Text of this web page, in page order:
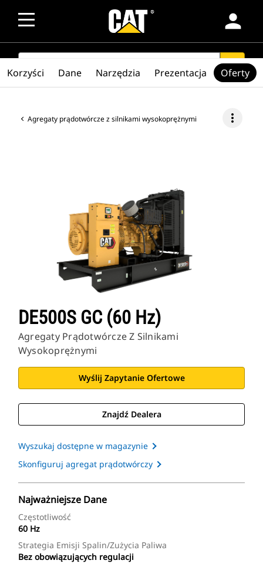
person
SEARCH search
Agregaty prądotwórcze z silnikami wysokoprężnymi more_vert
DE500S GC (60 Hz)
Agregaty Prądotwórcze Z Silnikami
Wysokoprężnymi
Wyślij Zapytanie Ofertowe
Znajdź Dealera
Wyszukaj dostępne w magazynie
Skonfiguruj agregat prądotwórczy
Najważniejsze Dane
Częstotliwość
60 Hz
Strategia Emisji Spalin/zużycia Paliwa
Bez obowiązujących regulacji
Korzyści Dane Narzędzia Prezentacja Oferty